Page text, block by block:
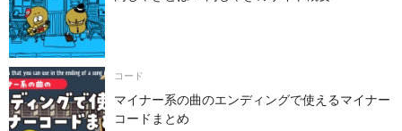
コード
マイナー系の曲のエンディングで使えるマイナー
コードまとめ